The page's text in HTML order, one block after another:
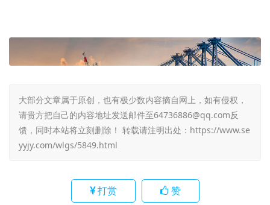
大部分文章属于原创，也有极少数内容摘自网上，如有侵权，
请贵方把自己的内容地址发送邮件至64736886@qq.com反
馈，同时本站将立刻删除！ 转载请注明出处： https://www.se
yyjy.com/wlgs/5849.html
打赏 赞